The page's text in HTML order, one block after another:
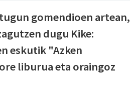
gomendioen artean,
dugu Kike:
eskutik "Azken
liburua eta oraingoz